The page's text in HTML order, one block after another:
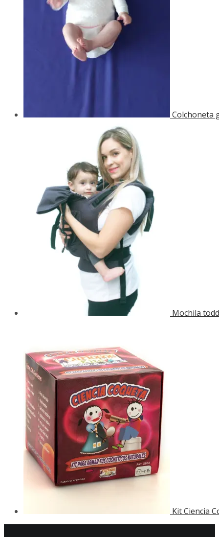
Colchoneta
Mochila
Kit Ciencia